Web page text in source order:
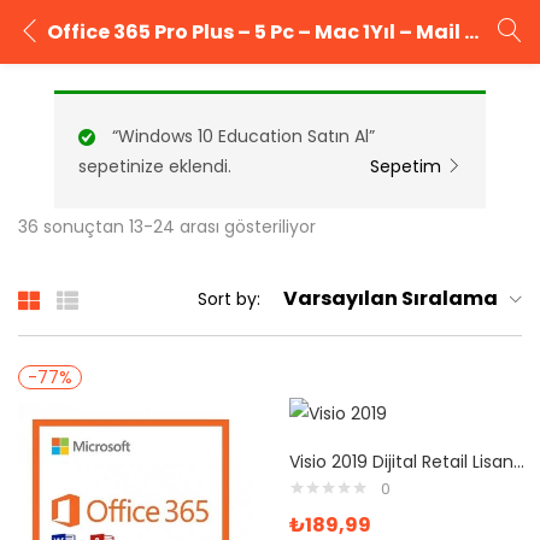
Office 365 Pro Plus – 5 Pc – Mac 1Yıl – Mail Hesabı
GIRIŞ YAP KAYIT OL
Kullanıcı adınızı ve şifrenizi girin.
“Windows 10 Education Satın Al”
sepetinize eklendi.
Sepetim
36 sonuçtan 13-24 arası gösteriliyor
Sort by: Varsayılan Sıralama
-77%
Visio 2019 Dijital Retail Lisans Anahtarı
0
₺189,99